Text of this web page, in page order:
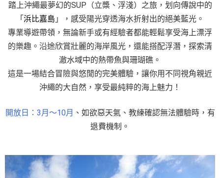
踏上沖繩最夢幻的SUP（立槳、浮淺）之旅，划向傳說中的
「 浜比嘉島 」，感受陽光穿透海水折射出的絕美藍光。
專業導遊帶領，無論新手或有經驗者都能輕鬆享受海上漂浮
的樂趣。沿途欣賞壯麗的海岸風光，還能搭配浮潛，探索清
澈水域中的熱帶魚與珊瑚礁。
這是一場結合冒險與悠閒的完美體驗，讓你用不同視角親近
沖繩的大自然，享受最純粹的海上魅力！
開放日：3月～10月 、如欲惡天氣、教練確認無法體驗時，有
退費機制。